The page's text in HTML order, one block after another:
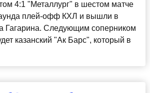
4:1 "Металлург" в шестом матче
плей-офф КХЛ и вышли в
Гагарина. Следующим соперником
казанский "Ак Барс", который в